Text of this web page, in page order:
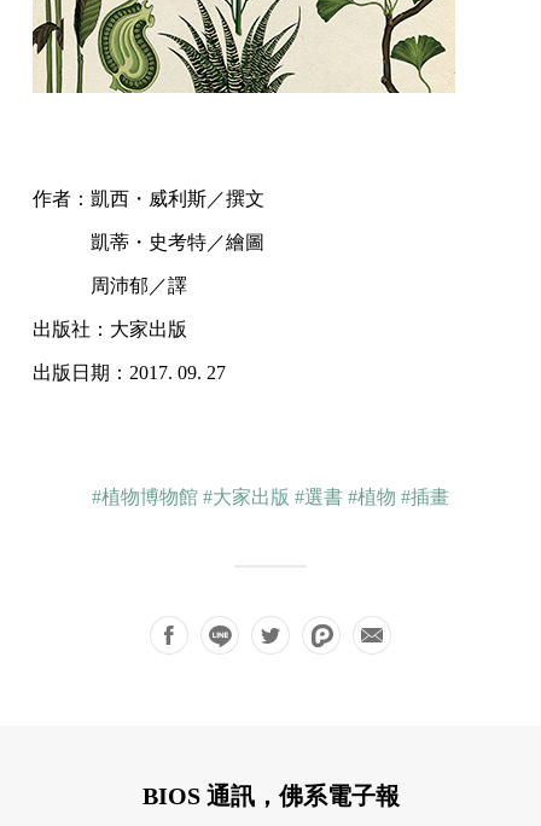
作者：凱西・威利斯／撰文
凱蒂・史考特／繪圖
周沛郁／譯
出版社：大家出版
出版日期：2017. 09. 27
#植物博物館 #大家出版 #選書 #植物 #插畫
BIOS 通訊，佛系電子報